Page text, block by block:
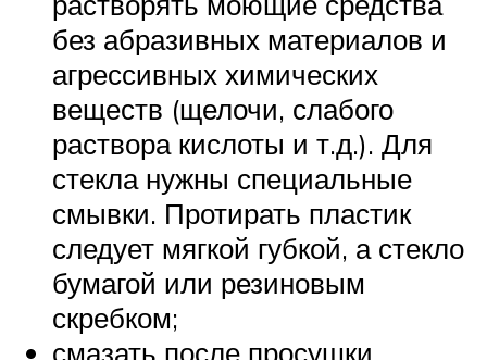
без абразивных материалов и
агрессивных химических
веществ (щелочи, слабого
раствора кислоты и т.д.). Для
стекла нужны специальные
смывки. Протирать пластик
следует мягкой губкой, а стекло
бумагой или резиновым
скребком;
смазать после просушки